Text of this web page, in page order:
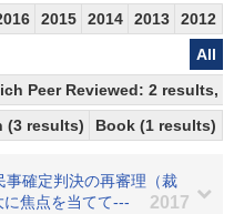
2015 2014 2013
2012
All
Peer Reviewed: 2 results,
(3 results)
Book (1 results)
事確定判決の再審理（裁
焦点を当てて---
2017